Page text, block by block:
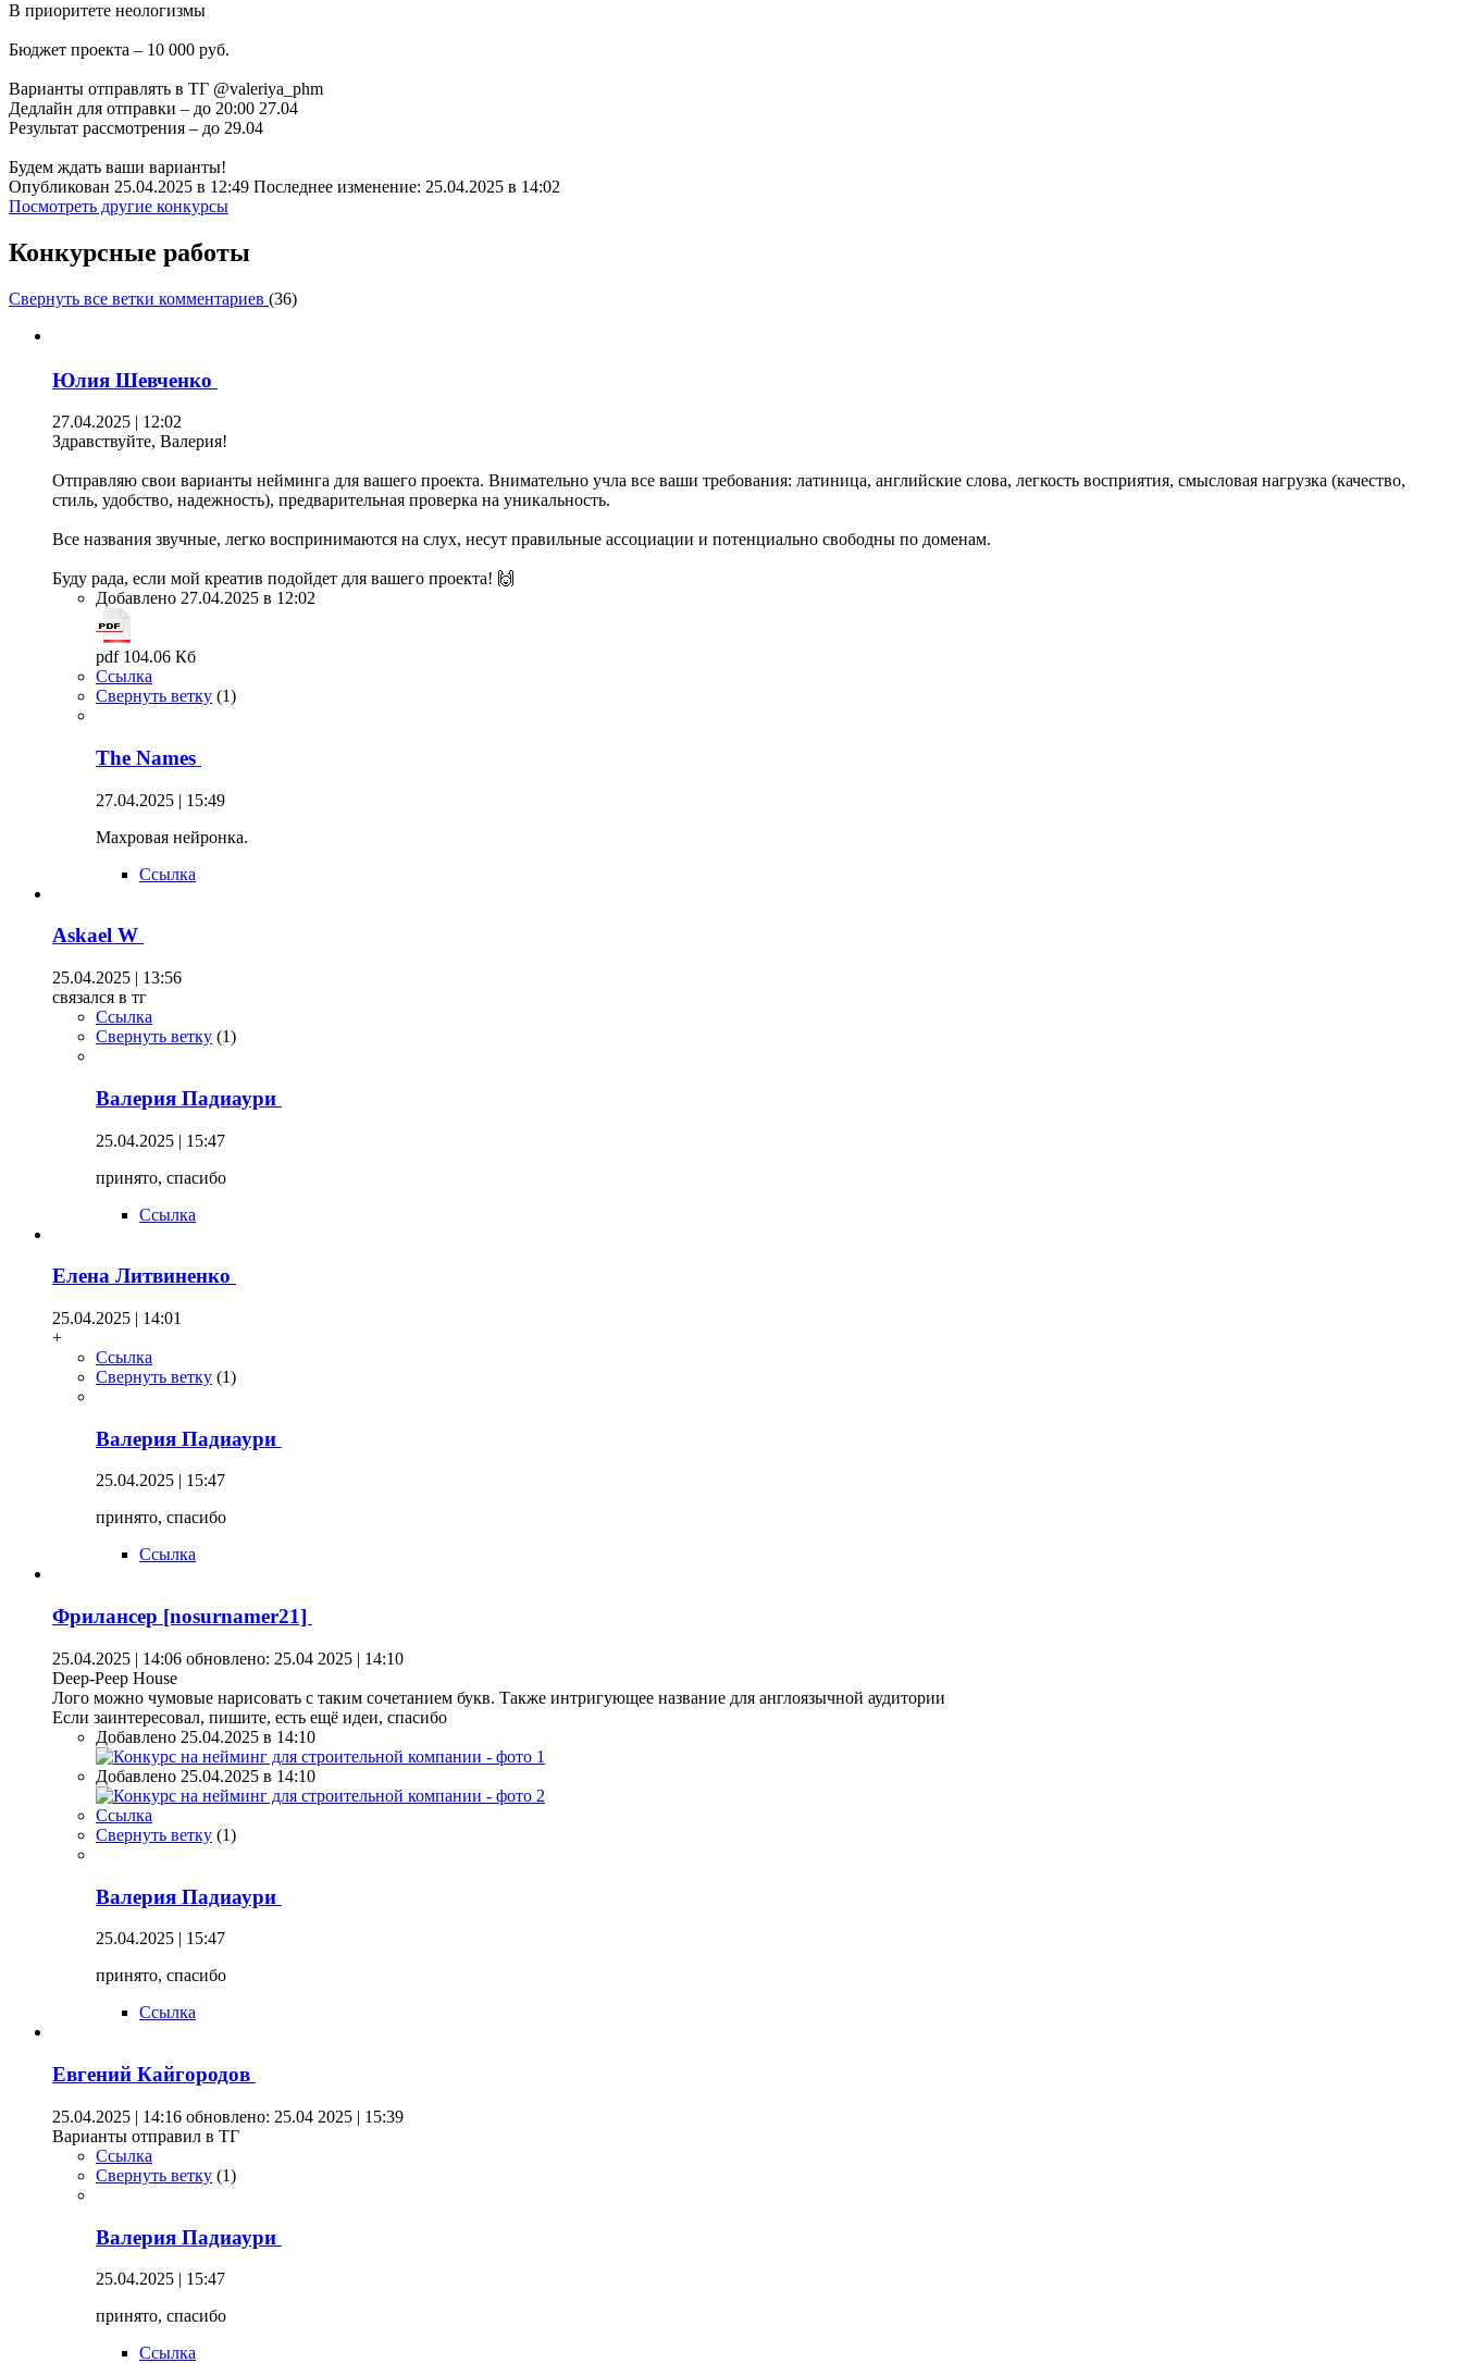
В приоритете неологизмы
Бюджет проекта – 10 000 руб.
Варианты отправлять в ТГ @valeriya_phm
Дедлайн для отправки – до 20:00 27.04
Результат рассмотрения – до 29.04
Будем ждать ваши варианты!
Опубликован 25.04.2025 в 12:49 Последнее изменение: 25.04.2025 в 14:02
Посмотреть другие конкурсы
Конкурсные работы
Свернуть все ветки комментариев (36)
Юлия Шевченко
27.04.2025 | 12:02
Здравствуйте, Валерия!
Отправляю свои варианты нейминга для вашего проекта. Внимательно учла все ваши требования: латиница, английские слова, легкость восприятия, смысловая нагрузка (качество,
стиль, удобство, надежность), предварительная проверка на уникальность.
Все названия звучные, легко воспринимаются на слух, несут правильные ассоциации и потенциально свободны по доменам.
Буду рада, если мой креатив подойдет для вашего проекта! 🙌
Добавлено 27.04.2025 в 12:02
pdf 104.06 Кб
Ссылка
Свернуть ветку (1)
The Names
27.04.2025 | 15:49
Махровая нейронка.
Ссылка
Askael W
25.04.2025 | 13:56
связался в тг
Ссылка
Свернуть ветку (1)
Валерия Падиаури
25.04.2025 | 15:47
принято, спасибо
Ссылка
Елена Литвиненко
25.04.2025 | 14:01
+
Ссылка
Свернуть ветку (1)
Валерия Падиаури
25.04.2025 | 15:47
принято, спасибо
Ссылка
Фрилансер [nosurnamer21]
25.04.2025 | 14:06 обновлено: 25.04 2025 | 14:10
Deep-Peep House
Лого можно чумовые нарисовать с таким сочетанием букв. Также интригующее название для англоязычной аудитории
Если заинтересовал, пишите, есть ещё идеи, спасибо
Добавлено 25.04.2025 в 14:10
Добавлено 25.04.2025 в 14:10
Ссылка
Свернуть ветку (1)
Валерия Падиаури
25.04.2025 | 15:47
принято, спасибо
Ссылка
Евгений Кайгородов
25.04.2025 | 14:16 обновлено: 25.04 2025 | 15:39
Варианты отправил в ТГ
Ссылка
Свернуть ветку (1)
Валерия Падиаури
25.04.2025 | 15:47
принято, спасибо
Ссылка